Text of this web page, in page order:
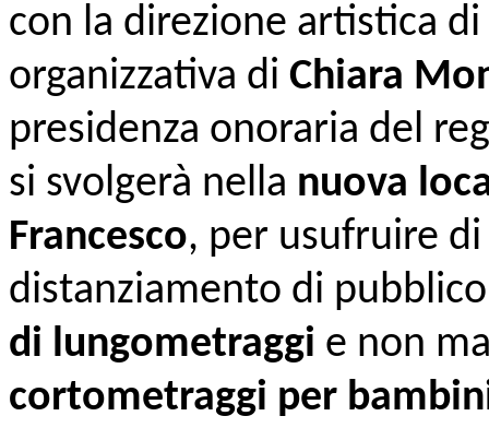
con la direzione artistica di
organizzativa di Chiara
presidenza onoraria del
si svolgerà nella nuova
Francesco, per usufruire
distanziamento di
di lungometraggi e non
cortometraggi per